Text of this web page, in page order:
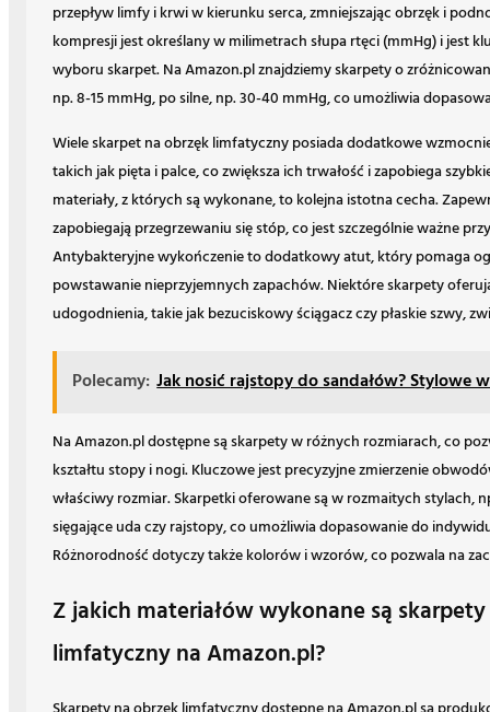
przepływ limfy i krwi w kierunku serca, zmniejszając obrzęk i
kompresji jest określany w milimetrach słupa rtęci (mmHg) i jest
wyboru skarpet. Na Amazon.pl znajdziemy skarpety o
np. 8-15 mmHg, po silne, np. 30-40 mmHg, co umożliwia
Wiele skarpet na obrzęk limfatyczny posiada dodatkowe
takich jak pięta i palce, co zwiększa ich trwałość i zapobiega
materiały, z których są wykonane, to kolejna istotna cecha.
zapobiegają przegrzewaniu się stóp, co jest szczególnie ważne
Antybakteryjne wykończenie to dodatkowy atut, który pomaga
powstawanie nieprzyjemnych zapachów. Niektóre skarpety
udogodnienia, takie jak bezuciskowy ściągacz czy płaskie szwy,
Polecamy: Jak nosić rajstopy do sandałów? Stylowe
Na Amazon.pl dostępne są skarpety w różnych rozmiarach, co
kształtu stopy i nogi. Kluczowe jest precyzyjne zmierzenie
właściwy rozmiar. Skarpetki oferowane są w rozmaitych stylach,
sięgające uda czy rajstopy, co umożliwia dopasowanie do
Różnorodność dotyczy także kolorów i wzorów, co pozwala na
Z jakich materiałów wykonane są
limfatyczny na Amazon.pl?